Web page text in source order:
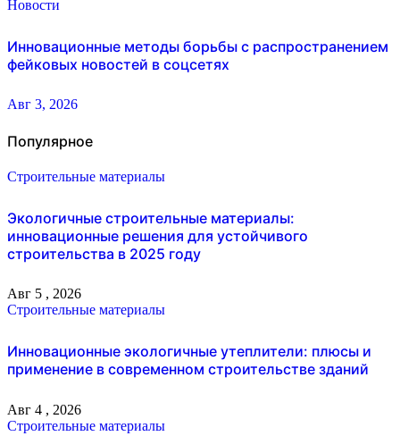
Новости
Инновационные методы борьбы с распространением
фейковых новостей в соцсетях
Авг 3, 2026
Популярное
Строительные материалы
Экологичные строительные материалы:
инновационные решения для устойчивого
строительства в 2025 году
Авг 5 , 2026
Строительные материалы
Инновационные экологичные утеплители: плюсы и
применение в современном строительстве зданий
Авг 4 , 2026
Строительные материалы